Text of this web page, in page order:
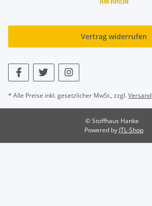
Vertrag widerrufen
* Alle Preise inkl. gesetzlicher MwSt., zzgl.Versand
© Stoffhaus Hanke
Powered by JTL-Shop